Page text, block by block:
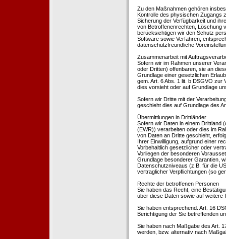
Zu den Maßnahmen gehören
Kontrolle des physischen Zugangs
Sicherung der Verfügbarkeit und
von Betroffenenrechten, Löschung
berücksichtigen wir den Schutz
Software sowie Verfahren,
datenschutzfreundliche
Zusammenarbeit mit
Sofern wir im Rahmen unserer
oder Dritten) offenbaren, sie an
Grundlage einer gesetzlichen
gem. Art. 6 Abs. 1 lit. b DSGVO zur
dies vorsieht oder auf Grundlage
Sofern wir Dritte mit der
geschieht dies auf Grundlage des
Übermittlungen in Drittländer
Sofern wir Daten in einem Drittland
(EWR)) verarbeiten oder dies im
von Daten an Dritte geschieht,
Ihrer Einwilligung, aufgrund einer
Vorbehaltlich gesetzlicher oder
Vorliegen der besonderen
Grundlage besonderer Garantien,
Datenschutzniveaus (z.B. für die
vertraglicher Verpflichtungen (so
Rechte der betroffenen Personen
Sie haben das Recht, eine
über diese Daten sowie auf weitere
Sie haben entsprechend. Art. 16
Berichtigung der Sie betreffenden
Sie haben nach Maßgabe des Art.
werden, bzw. alternativ nach